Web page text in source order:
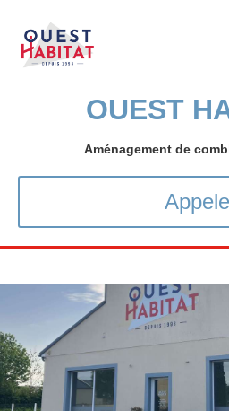
OUEST
Aménagement de